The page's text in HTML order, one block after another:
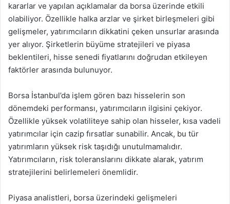
kararlar ve yapılan açıklamalar da borsa üzerinde etkili
olabiliyor. Özellikle halka arzlar ve şirket birleşmeleri gibi
gelişmeler, yatırımcıların dikkatini çeken unsurlar arasında
yer alıyor. Şirketlerin büyüme stratejileri ve piyasa
beklentileri, hisse senedi fiyatlarını doğrudan etkileyen
faktörler arasında bulunuyor.
Borsa İstanbul’da işlem gören bazı hisselerin son
dönemdeki performansı, yatırımcıların ilgisini çekiyor.
Özellikle yüksek volatiliteye sahip olan hisseler, kısa vadeli
yatırımcılar için cazip fırsatlar sunabilir. Ancak, bu tür
yatırımların yüksek risk taşıdığı unutulmamalıdır.
Yatırımcıların, risk toleranslarını dikkate alarak, yatırım
stratejilerini belirlemeleri önemlidir.
Piyasa analistleri, borsa üzerindeki gelişmeleri